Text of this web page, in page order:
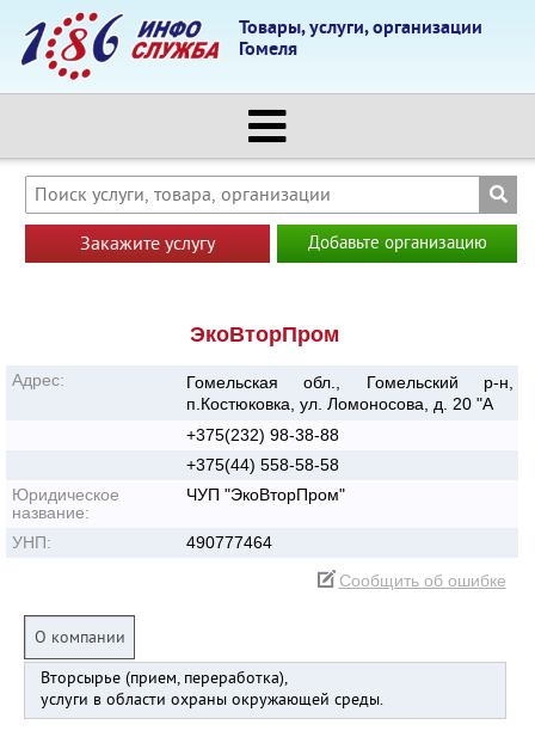
Товары, услуги, организации
Гомеля
Закажите услугу Добавьте организацию
ЭкоВторПром
Адрес:
Гомельская обл., Гомельский р-н,
п.Костюковка, ул. Ломоносова, д. 20 "А
+375(232) 98-38-88
+375(44) 558-58-58
Юридическое
название:
ЧУП "ЭкоВторПром"
УНП:
490777464
Сообщить об ошибке
О компании
Вторсырье (прием, переработка),
услуги в области охраны окружающей среды.